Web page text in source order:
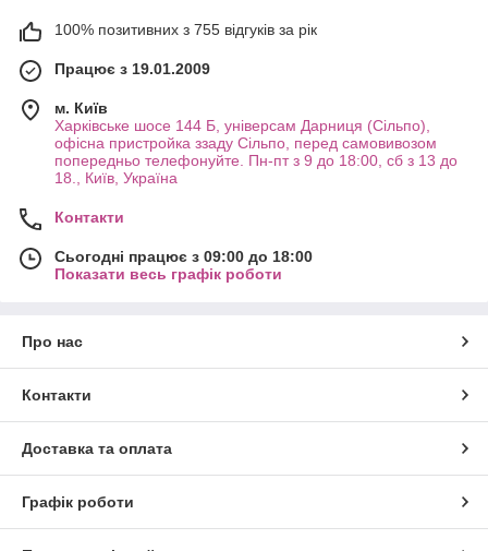
100% позитивних з 755 відгуків за рік
Працює з 19.01.2009
м. Київ
Харківське шосе 144 Б, універсам Дарниця (Сільпо),
офісна пристройка ззаду Сільпо, перед самовивозом
попередньо телефонуйте. Пн-пт з 9 до 18:00, сб з 13 до
18., Київ, Україна
Контакти
Сьогодні працює з 09:00 до 18:00
Показати весь графік роботи
Про нас
Контакти
Доставка та оплата
Графік роботи